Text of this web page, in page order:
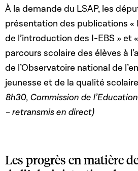
À la demande du LSAP, les
présentation des publications «
de l’introduction des I-EBS » et
parcours scolaire des élèves à
de l’Observatoire national de
jeunesse et de la qualité
8h30, Commission de
– retransmis en direct)
Les progrès en matière